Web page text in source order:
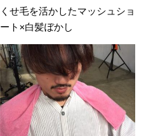
くせ毛を活かしたマッシュショ
ート×白髪ぼかし